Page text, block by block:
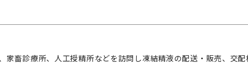
家畜診療所、人工授精所などを訪問し凍結精液の配送・販売、交